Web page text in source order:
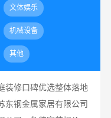
文体娱乐
机械设备
其他
装修口碑优选整体落地
东钢金属家居有限公司